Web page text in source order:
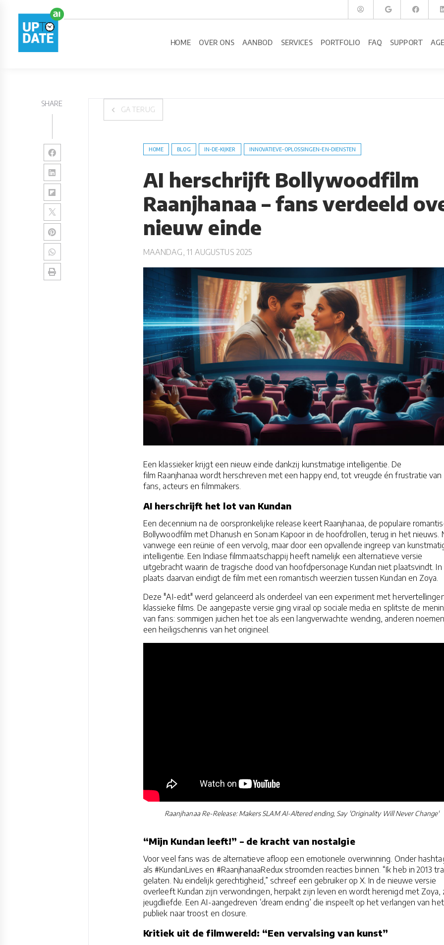
HOME OVER ONS AANBOD SERVICES PORTFOLIO FAQ SUPPORT
SHARE
GA TERUG
HOME BLOG IN-DE-KIJKER INNOVATIEVE-OPLOSSINGEN-EN-DIENSTEN
AI herschrijft Bollywoodfilm
Raanjhanaa – fans verdeeld
nieuw einde
MAANDAG, 11 AUGUSTUS 2025
Een klassieker krijgt een nieuw einde dankzij kunstmatige intelligentie. De
film Raanjhanaa wordt herschreven met een happy end, tot vreugde én frustratie van
fans, acteurs en filmmakers.
AI herschrijft het lot van Kundan
Een decennium na de oorspronkelijke release keert Raanjhanaa, de populaire
Bollywoodfilm met Dhanush en Sonam Kapoor in de hoofdrollen, terug in het nieuws.
vanwege een reünie of een vervolg, maar door een opvallende ingreep van
intelligentie. Een Indiase filmmaatschappij heeft namelijk een alternatieve versie
uitgebracht waarin de tragische dood van hoofdpersonage Kundan niet plaatsvindt. In
plaats daarvan eindigt de film met een romantisch weerzien tussen Kundan en Zoya.
Deze "AI-edit" werd gelanceerd als onderdeel van een experiment met
klassieke films. De aangepaste versie ging viraal op sociale media en splitste de
van fans: sommigen juichen het toe als een langverwachte wending, anderen
een heiligschennis van het origineel.
Raanjhanaa Re-Release: Makers SLAM AI-Altered ending, Say 'Originality Will Never Change'
“Mijn Kundan leeft!” – de kracht van nostalgie
Voor veel fans was de alternatieve afloop een emotionele overwinning. Onder
als #KundanLives en #RaanjhanaaRedux stroomden reacties binnen. “Ik heb in 2013
gelaten. Nu eindelijk gerechtigheid,” schreef een gebruiker op X. In de nieuwe versie
overleeft Kundan zijn verwondingen, herpakt zijn leven en wordt herenigd met Zoya,
jeugdliefde. Een AI-aangedreven ‘dream ending’ die inspeelt op het verlangen van het
publiek naar troost en closure.
Kritiek uit de filmwereld: “Een vervalsing van kunst”